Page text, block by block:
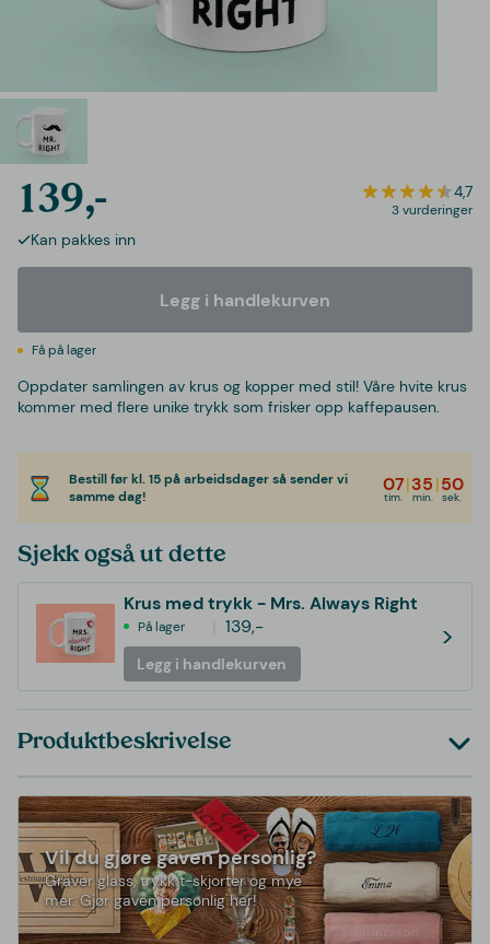
139,- 4,7
3 vurderinger
Kan pakkes inn
Legg i handlekurven
Få på lager
Oppdater samlingen av krus og kopper med stil! Våre hvite krus
kommer med flere unike trykk som frisker opp kaffepausen.
Bestill før kl. 15 på arbeidsdager så sender vi
samme dag!
07
tim.
|35
min.
|50
sek.
Sjekk også ut dette
Krus med trykk - Mrs. Always Right
På lager 139,-
Legg i handlekurven
>
Produktbeskrivelse
Vil du gjøre gaven personlig?
Graver glass, trykk t-skjorter og mye
mer. Gjør gaven personlig her!